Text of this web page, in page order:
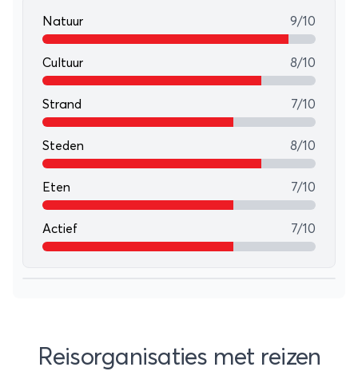
Natuur 9/10
Cultuur 8/10
Strand 7/10
Steden 8/10
Eten 7/10
Actief 7/10
Reisorganisaties met reizen